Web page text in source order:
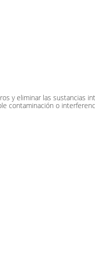
y eliminar las sustancias
contaminación o